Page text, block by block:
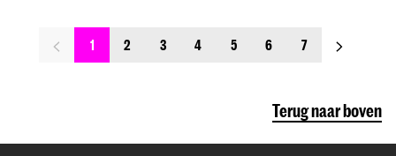
1 2 3 4 5 6 7 Next
Terug naar boven